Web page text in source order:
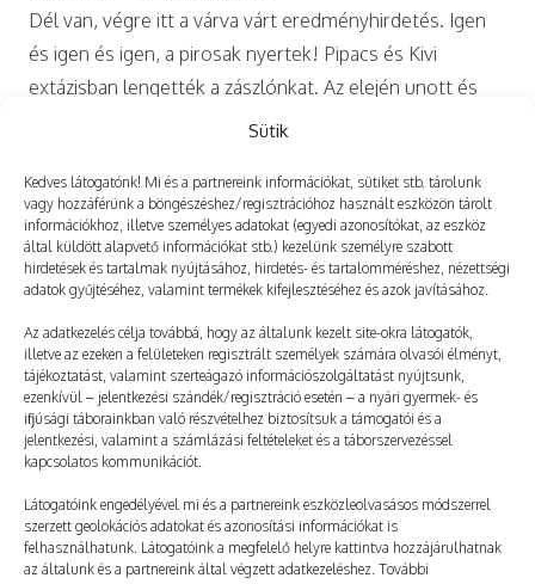
Sütik
Kedves látogatónk! Mi és a partnereink információkat, sütiket stb. tárolunk
vagy hozzáférünk a böngészéshez/regisztrációhoz használt eszközön tárolt
információkhoz, illetve személyes adatokat (egyedi azonosítókat, az eszköz
által küldött alapvető információkat stb.) kezelünk személyre szabott
hirdetések és tartalmak nyújtásához, hirdetés- és tartalomméréshez, nézettségi
adatok gyűjtéséhez, valamint termékek kifejlesztéséhez és azok javításához.
Az adatkezelés célja továbbá, hogy az általunk kezelt site-okra látogatók,
illetve az ezeken a felületeken regisztrált személyek számára olvasói élményt,
tájékoztatást, valamint szerteágazó információszolgáltatást nyújtsunk,
ezenkívül – jelentkezési szándék/regisztráció esetén – a nyári gyermek- és
ifjúsági táborainkban való részvételhez biztosítsuk a támogatói és a
jelentkezési, valamint a számlázási feltételeket és a táborszervezéssel
kapcsolatos kommunikációt.
Látogatóink engedélyével mi és a partnereink eszközleolvasásos módszerrel
szerzett geolokációs adatokat és azonosítási információkat is
felhasználhatunk. Látogatóink a megfelelő helyre kattintva hozzájárulhatnak
az általunk és a partnereink által végzett adatkezeléshez. További
Dél van, végre itt a várva várt eredményhirdetés. Igen
és igen és igen, a pirosak nyertek! Pipacs és Kivi
extázisban lengették a zászlónkat. Az elején unott és
FLX64 | Divatbemutató, PT-show
2022. 11. 23. TÁBORNAPLÓ
Délelőtt volt a táborzáró PEOPLE TEAM-show. Első